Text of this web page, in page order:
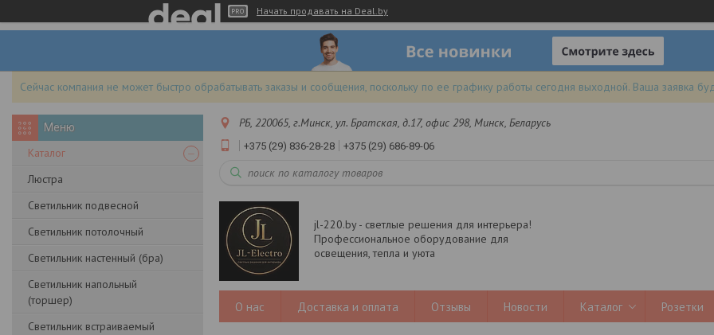
Начать продавать на Deal.by
Сейчас компания не может быстро обрабатывать заказы и сообщения, поскольку по ее графику работы сегодня выходной. Ваша заявка
Каталог
Люстра
Светильник подвесной
Светильник потолочный
Светильник настенный (бра)
Светильник напольный
(торшер)
Светильник встраиваемый
РБ, 220065, г.Минск, ул. Братская, д.17, офис 298, Минск, Беларусь
+375 (29) 836-28-28 +375 (29) 686-89-06
jl-220.by - светлые решения для интерьера!
Профессиональное оборудование для
освещения, тепла и уюта
О нас Доставка и оплата Отзывы Новости Каталог Розетки